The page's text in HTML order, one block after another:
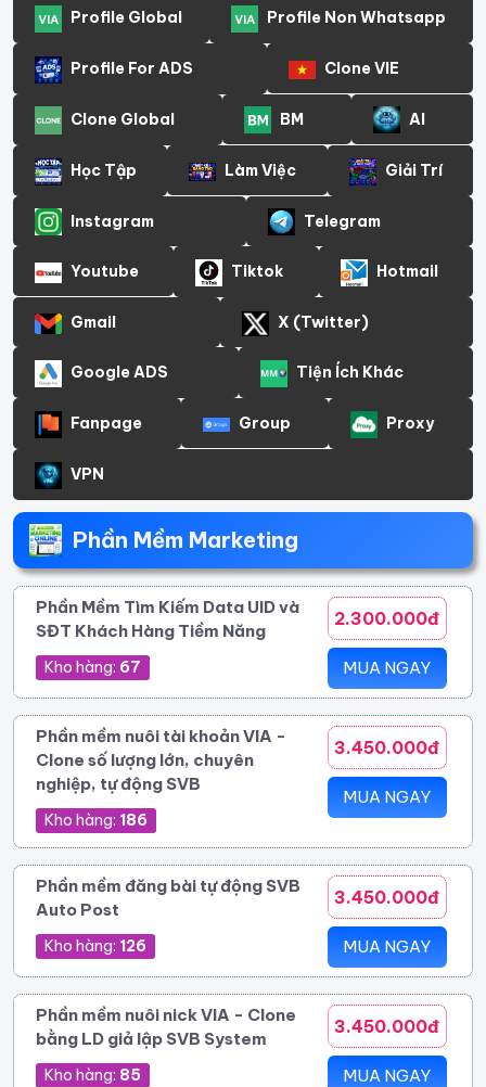
Profile Global Profile Non Whatsapp
Profile For ADS Clone VIE
Clone Global BM AI
Học Tập Làm Việc Giải Trí
Instagram Telegram
Youtube Tiktok Hotmail
Gmail X (Twitter)
Google ADS Tiện Ích Khác
Fanpage Group Proxy
VPN
Phần Mềm Marketing
Phần Mềm Tìm Kiếm Data UID và
SĐT Khách Hàng Tiềm Năng
Kho hàng: 67
2.300.000đ
MUA NGAY
Phần mềm nuôi tài khoản VIA -
Clone số lượng lớn, chuyên
nghiệp, tự động SVB
Kho hàng: 186
3.450.000đ
MUA NGAY
Phần mềm đăng bài tự động SVB
Auto Post
Kho hàng: 126
3.450.000đ
MUA NGAY
Phần mềm nuôi nick VIA - Clone
bằng LD giả lập SVB System
Kho hàng: 85
3.450.000đ
MUA NGAY